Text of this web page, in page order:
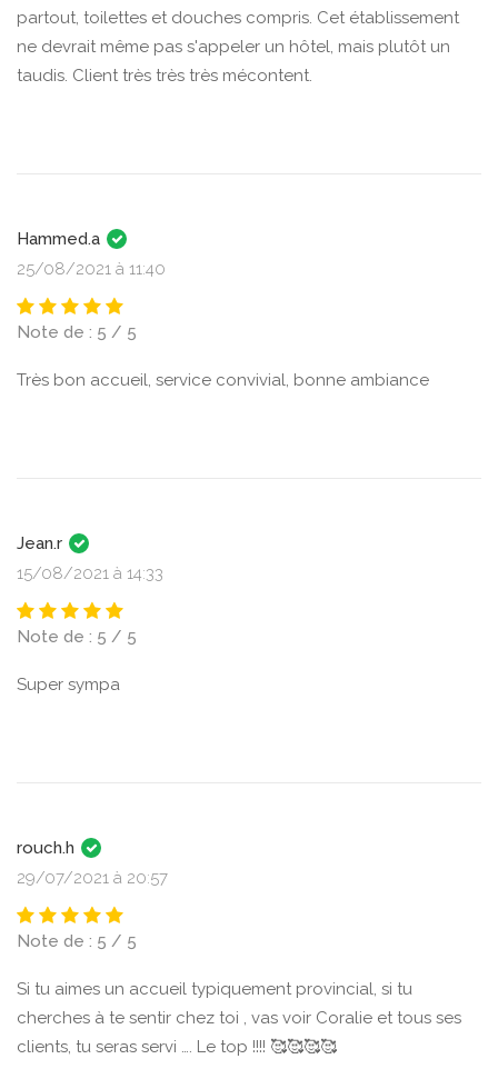
partout, toilettes et douches compris. Cet établissement
ne devrait même pas s'appeler un hôtel, mais plutôt un
taudis. Client très très très mécontent.
Hammed.a
25/08/2021 à 11:40
Note de : 5 / 5
Très bon accueil, service convivial, bonne ambiance
Jean.r
15/08/2021 à 14:33
Note de : 5 / 5
Super sympa
rouch.h
29/07/2021 à 20:57
Note de : 5 / 5
Si tu aimes un accueil typiquement provincial, si tu
cherches à te sentir chez toi , vas voir Coralie et tous ses
clients, tu seras servi …. Le top !!!! 🥰🥰🥰🥰